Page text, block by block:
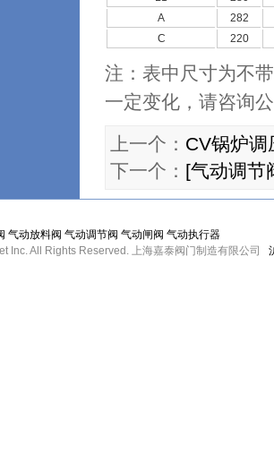
A
282
C
220
注：表中尺寸为不
一定变化，请咨询
上一个： CV锅炉调
下一个： [气动调节
气动放料阀 气动调节阀 气动闸阀 气动执行器
Inc. All Rights Reserved. 上海嘉泰阀门制造有限公司